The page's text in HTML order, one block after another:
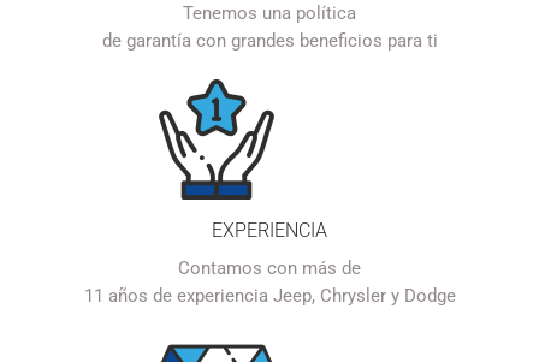
Tenemos una política
de garantía con grandes beneficios para ti
EXPERIENCIA
Contamos con más de
11 años de experiencia Jeep, Chrysler y Dodge